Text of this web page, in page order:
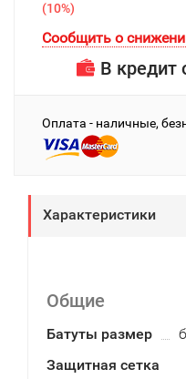
(10%)
Сообщить о
В кредит
Оплата - наличные,
Характеристики
Общие
Батуты размер
Защитная сетка